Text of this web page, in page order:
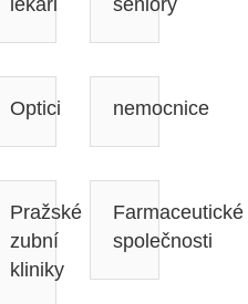
lékaři
seniory
Optici nemocnice
Pražské
zubní
kliniky
Farmaceutické
společnosti